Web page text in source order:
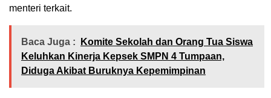
menteri terkait.
Baca Juga :
Komite Sekolah dan Orang Tua Siswa
Keluhkan Kinerja Kepsek SMPN 4 Tumpaan,
Diduga Akibat Buruknya Kepemimpinan